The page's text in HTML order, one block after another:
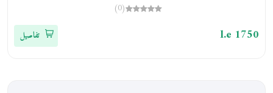
(0)
l.e 1750 تفاصيل